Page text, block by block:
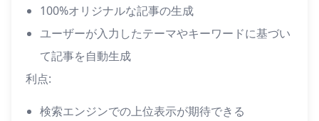
100%オリジナルな記事の生成
ユーザーが入力したテーマやキーワードに基づい
て記事を自動生成
利点:
検索エンジンでの上位表示が期待できる